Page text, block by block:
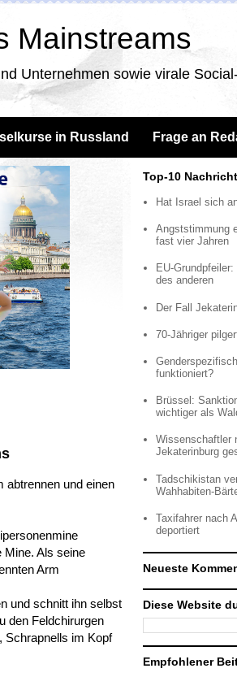
Mainstreams
Unternehmen sowie virale
in Russland Frage an
abtrennen und einen
Mine. Als seine
Arm
und schnitt ihn selbst
den Feldchirurgen
Schrapnells im Kopf
Top-10
Hat Israel sich
Angststimmung
fast vier Jahren
EU-
des anderen
Der Fall
70-Jähriger
funktioniert?
Brüssel:
wichtiger als
Wissenschaftler
Jekaterinburg
Tadschikistan
Wahhabiten-
Taxifahrer nach
deportiert
Neueste
Diese Website
Empfohlener